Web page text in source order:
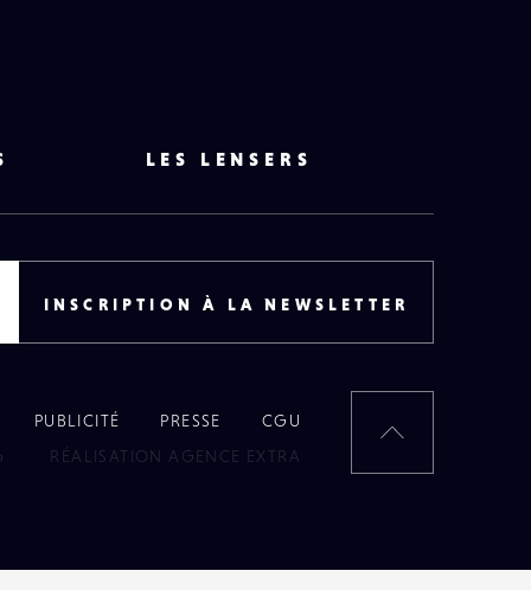
LES LENSERS
INSCRIPTION À LA NEWSLETTER
PUBLICITÉ PRESSE
CGU
RÉALISATION AGENCE EXTRA
PAGE